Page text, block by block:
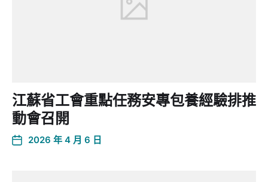
江蘇省工會重點任務安專包養經驗排推
動會召開
2026 年 4 月 6 日